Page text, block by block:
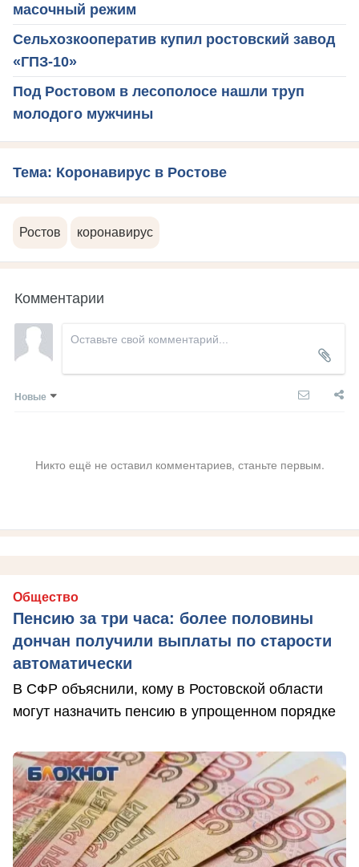
масочный режим
Сельхозкооператив купил ростовский завод
«ГПЗ-10»
Под Ростовом в лесополосе нашли труп
молодого мужчины
Тема: Коронавирус в Ростове
Ростов коронавирус
Комментарии
Новые
Никто ещё не оставил комментариев, станьте первым.
Общество
Пенсию за три часа: более половины
дончан получили выплаты по старости
автоматически
В СФР объяснили, кому в Ростовской области
могут назначить пенсию в упрощенном порядке